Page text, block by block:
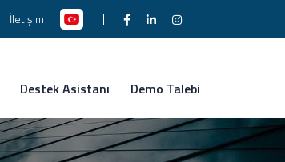
İletişim
Destek Asistanı Demo Talebi